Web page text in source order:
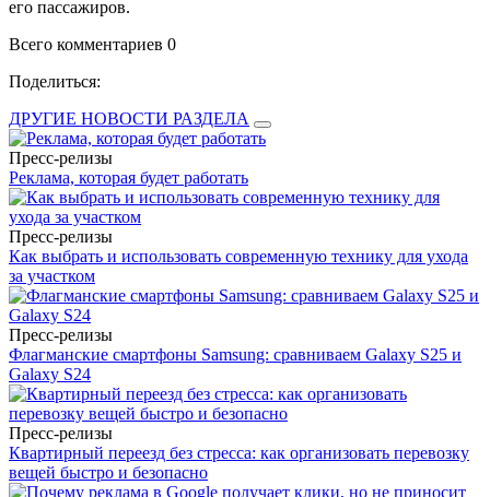
его пассажиров.
Всего комментариев 0
Поделиться:
ДРУГИЕ НОВОСТИ РАЗДЕЛА
Пресс-релизы
Реклама, которая будет работать
Пресс-релизы
Как выбрать и использовать современную технику для ухода
за участком
Пресс-релизы
Флагманские смартфоны Samsung: сравниваем Galaxy S25 и
Galaxy S24
Пресс-релизы
Квартирный переезд без стресса: как организовать перевозку
вещей быстро и безопасно